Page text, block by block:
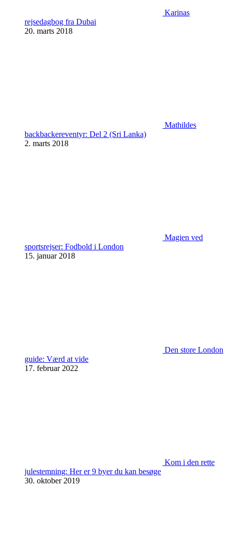
Karinas
rejsedagbog fra Dubai
20. marts 2018
Mathildes
backbackereventyr: Del 2 (Sri Lanka)
2. marts 2018
Magien ved
sportsrejser: Fodbold i London
15. januar 2018
Den store London
guide: Værd at vide
17. februar 2022
Kom i den rette
julestemning: Her er 9 byer du kan besøge
30. oktober 2019